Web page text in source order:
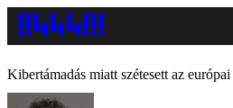
Kibertámadás miatt szétesett az